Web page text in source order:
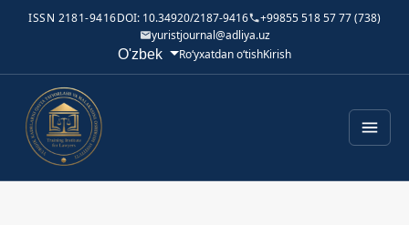
ISSN 2181-9416DOI: 10.34920/2187-9416
+99855 518 57 77 (738)
yuristjournal@adliya.uz
Tilni o'zgartirish. Joriy til:
O'zbek Ro‘yxatdan o‘tishKirish